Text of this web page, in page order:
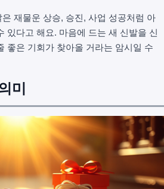
재물운 상승, 승진, 사업 성공처럼 아
있다고 해요. 마음에 드는 새 신발을 신
좋은 기회가 찾아올 거라는 암시일 수
미